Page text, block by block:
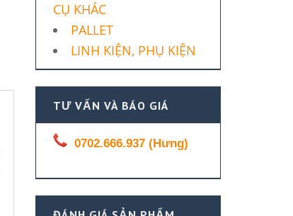
CỤ KHÁC
PALLET
LINH KIỆN, PHỤ KIỆN
TƯ VẤN VÀ BÁO GIÁ
0702.666.937 (Hưng)